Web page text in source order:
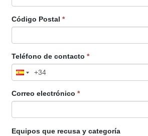
Código Postal *
Teléfono de contacto *
Correo electrónico *
Equipos que recusa y categoría